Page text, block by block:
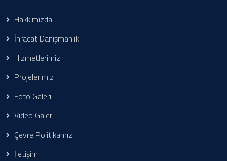
Hakkımızda
İhracat Danışmanlık
Hizmetlerimiz
Projelerimiz
Foto Galeri
Video Galeri
Çevre Politikamız
İletişim